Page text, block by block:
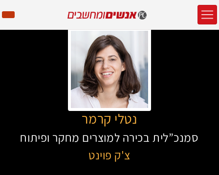
נטלי קרמר
סמנכ”לית בכירה למוצרים מחקר ופיתוח
צ'ק פוינט